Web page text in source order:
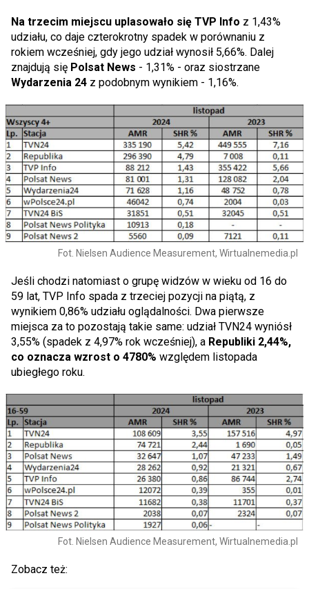
Na trzecim miejscu uplasowało się TVP Info z 1,43%
udziału, co daje czterokrotny spadek w porównaniu z
rokiem wcześniej, gdy jego udział wynosił 5,66%. Dalej
znajdują się Polsat News - 1,31% - oraz siostrzane
Wydarzenia 24 z podobnym wynikiem - 1,16%.
Fot. Nielsen Audience Measurement, Wirtualnemedia.pl
Jeśli chodzi natomiast o grupę widzów w wieku od 16 do
59 lat, TVP Info spada z trzeciej pozycji na piątą, z
wynikiem 0,86% udziału oglądalności. Dwa pierwsze
miejsca za to pozostają takie same: udział TVN24 wyniósł
3,55% (spadek z 4,97% rok wcześniej), a Republiki 2,44%,
co oznacza wzrost o 4780% względem listopada
ubiegłego roku.
Fot. Nielsen Audience Measurement, Wirtualnemedia.pl
Zobacz też: